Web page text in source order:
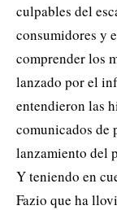
culpables del
consumidores y
comprender los
lanzado por el
entendieron las
comunicados de
lanzamiento del
Y teniendo en
Fazio que ha